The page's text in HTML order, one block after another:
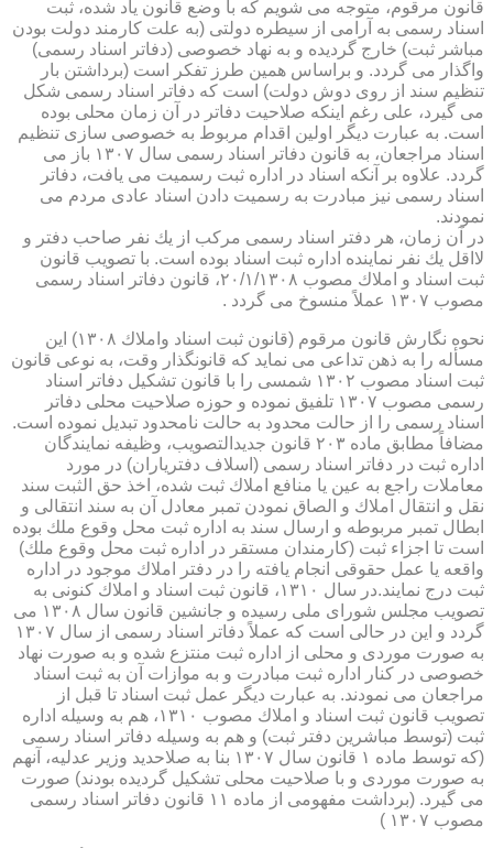
قانون مرقوم، متوجه می شویم كه با وضع قانون یاد شده، ثبت
اسناد رسمی به آرامی از سیطره دولتی (به علت كارمند دولت بودن
مباشر ثبت) خارج گردیده و به نهاد خصوصی (دفاتر اسناد رسمی)
واگذار می گردد. و براساس همین طرز تفكر است (برداشتن بار
تنظیم سند از روی دوش دولت) است كه دفاتر اسناد رسمی شكل
می گیرد، علی رغم اینكه صلاحیت دفاتر در آن زمان محلی بوده
است. به عبارت دیگر اولین اقدام مربوط به خصوصی سازی تنظیم
اسناد مراجعان، به قانون دفاتر اسناد رسمی سال ۱۳۰۷ باز می
گردد. علاوه بر آنكه اسناد در اداره ثبت رسمیت می یافت، دفاتر
اسناد رسمی نیز مبادرت به رسمیت دادن اسناد عادی مردم می
نمودند.
در آن زمان، هر دفتر اسناد رسمی مركب از یك نفر صاحب دفتر و
لااقل یك نفر نماینده اداره ثبت اسناد بوده است. با تصویب قانون
ثبت اسناد و املاك مصوب ۲۰/۱/۱۳۰۸، قانون دفاتر اسناد رسمی
مصوب ۱۳۰۷ عملاً منسوخ می گردد .
نحوه نگارش قانون مرقوم (قانون ثبت اسناد واملاك ۱۳۰۸) این
مسأله را به ذهن تداعی می نماید كه قانونگذار وقت، به نوعی قانون
ثبت اسناد مصوب ۱۳۰۲ شمسی را با قانون تشكیل دفاتر اسناد
رسمی مصوب ۱۳۰۷ تلفیق نموده و حوزه صلاحیت محلی دفاتر
اسناد رسمی را از حالت محدود به حالت نامحدود تبدیل نموده است.
مضافاً مطابق ماده ۲۰۳ قانون جدیدالتصویب، وظیفه نمایندگان
اداره ثبت در دفاتر اسناد رسمی (اسلاف دفتریاران) در مورد
معاملات راجع به عین یا منافع املاك ثبت شده، اخذ حق الثبت سند
نقل و انتقال املاك و الصاق نمودن تمبر معادل آن به سند انتقالی و
ابطال تمبر مربوطه و ارسال سند به اداره ثبت محل وقوع ملك بوده
است تا اجزاء ثبت (كارمندان مستقر در اداره ثبت محل وقوع ملك)
واقعه یا عمل حقوقی انجام یافته را در دفتر املاك موجود در اداره
ثبت درج نمایند.در سال ۱۳۱۰، قانون ثبت اسناد و املاك كنونی به
تصویب مجلس شورای ملی رسیده و جانشین قانون سال ۱۳۰۸ می
گردد و این در حالی است كه عملاً دفاتر اسناد رسمی از سال ۱۳۰۷
به صورت موردی و محلی از اداره ثبت منتزع شده و به صورت نهاد
خصوصی در كنار اداره ثبت مبادرت و به موازات آن به ثبت اسناد
مراجعان می نمودند. به عبارت دیگر عمل ثبت اسناد تا قبل از
تصویب قانون ثبت اسناد و املاك مصوب ۱۳۱۰، هم به وسیله اداره
ثبت (توسط مباشرین دفتر ثبت) و هم به وسیله دفاتر اسناد رسمی
(كه توسط ماده ۱ قانون سال ۱۳۰۷ بنا به صلاحدید وزیر عدلیه، آنهم
به صورت موردی و با صلاحیت محلی تشكیل گردیده بودند) صورت
می گیرد. (برداشت مفهومی از ماده ۱۱ قانون دفاتر اسناد رسمی
مصوب ۱۳۰۷ )